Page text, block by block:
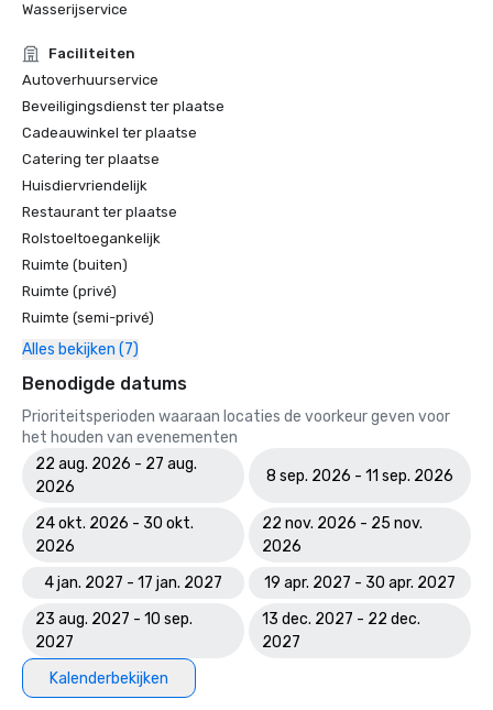
Wasserijservice
Faciliteiten
Autoverhuurservice
Beveiligingsdienst ter plaatse
Cadeauwinkel ter plaatse
Catering ter plaatse
Huisdiervriendelijk
Restaurant ter plaatse
Rolstoeltoegankelijk
Ruimte (buiten)
Ruimte (privé)
Ruimte (semi-privé)
Alles bekijken (7)
Benodigde datums
Prioriteitsperioden waaraan locaties de voorkeur geven voor
het houden van evenementen
22 aug. 2026 - 27 aug.
2026
8 sep. 2026 - 11 sep. 2026
24 okt. 2026 - 30 okt.
2026
22 nov. 2026 - 25 nov.
2026
4 jan. 2027 - 17 jan. 2027
19 apr. 2027 - 30 apr. 2027
23 aug. 2027 - 10 sep.
2027
13 dec. 2027 - 22 dec.
2027
Kalenderbekijken